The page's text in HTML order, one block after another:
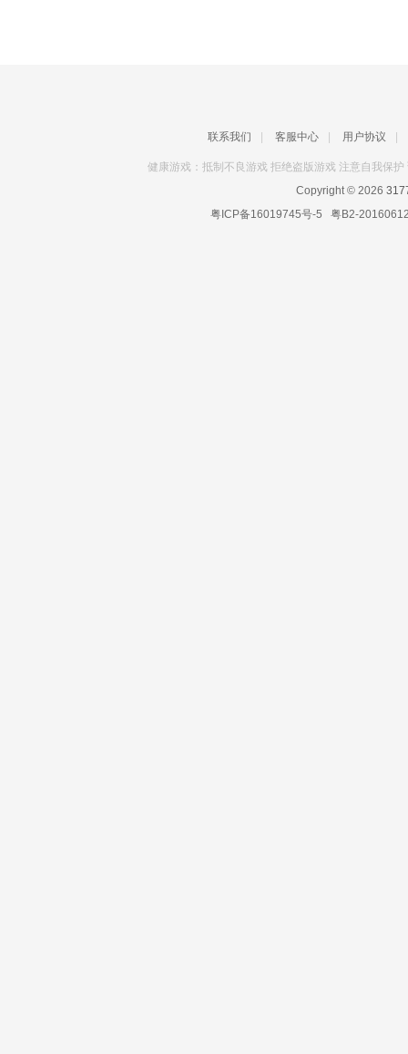
联系我们 客服中心 用户协议
健康游戏：抵制不良游戏 拒绝盗版游戏 注意自我保
Copyright © 2026
粤ICP备16019745号-5 粤B2-